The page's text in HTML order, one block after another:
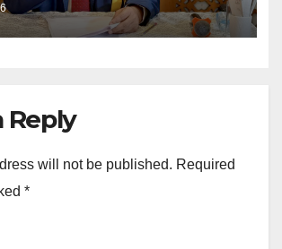
Reply
will not be published. Required
*